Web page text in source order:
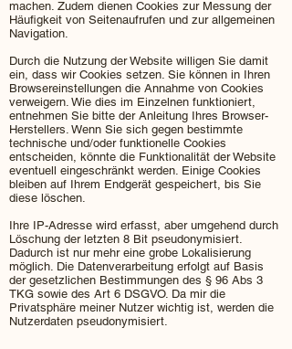
machen. Zudem dienen Cookies zur Messung der
Häufigkeit von Seitenaufrufen und zur allgemeinen
Navigation.
Durch die Nutzung der Website willigen Sie damit
ein, dass wir Cookies setzen. Sie können in Ihren
Browsereinstellungen die Annahme von Cookies
verweigern. Wie dies im Einzelnen funktioniert,
entnehmen Sie bitte der Anleitung Ihres Browser-
Herstellers. Wenn Sie sich gegen bestimmte
technische und/oder funktionelle Cookies
entscheiden, könnte die Funktionalität der Website
eventuell eingeschränkt werden. Einige Cookies
bleiben auf Ihrem Endgerät gespeichert, bis Sie
diese löschen.
Ihre IP-Adresse wird erfasst, aber umgehend durch
Löschung der letzten 8 Bit pseudonymisiert.
Dadurch ist nur mehr eine grobe Lokalisierung
möglich. Die Datenverarbeitung erfolgt auf Basis
der gesetzlichen Bestimmungen des § 96 Abs 3
TKG sowie des Art 6 DSGVO. Da mir die
Privatsphäre meiner Nutzer wichtig ist, werden die
Nutzerdaten pseudonymisiert.